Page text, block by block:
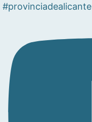
#provinciadealicante